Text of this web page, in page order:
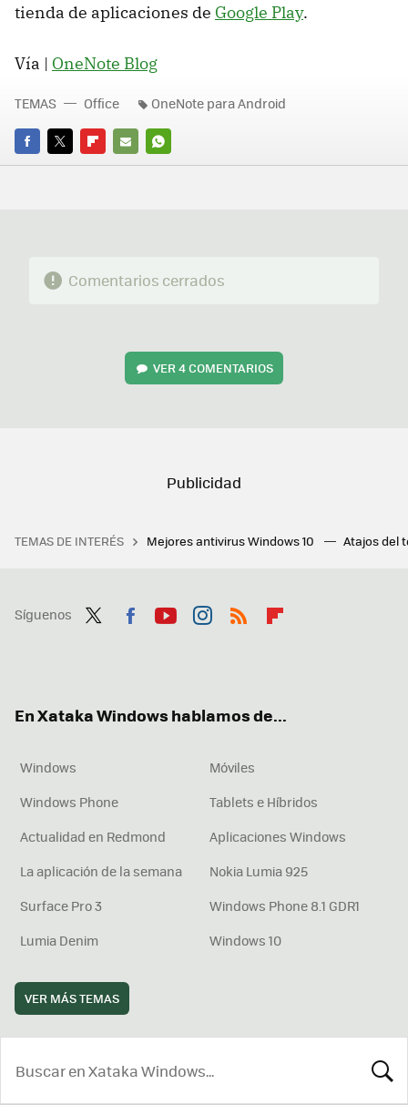
tienda de aplicaciones de Google Play.
Vía | OneNote Blog
FACEBOOK
TWITTERFLIPBOARD
E-
WHATSAPP
TEMAS Office OneNote para Android
Comentarios cerrados
VER4 COMENTARIOS
TEMAS DE INTERÉS Mejores antivirus Windows 10 Atajos del
Síguenos
En Xataka Windows hablamos de...
Windows
Móviles
Windows Phone
Tablets e Híbridos
Actualidad en Redmond
Aplicaciones Windows
La aplicación de la semana
Nokia Lumia 925
Surface Pro 3
Windows Phone 8.1 GDR1
Lumia Denim
Windows 10
VER MÁS TEMAS